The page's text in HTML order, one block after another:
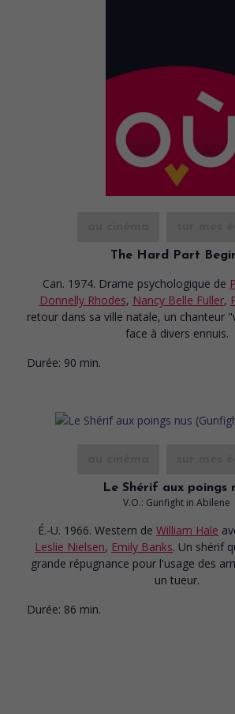
The Hard Part
Can. 1974. Drame psychologique de
Donnelly Rhodes, Nancy Belle Fuller,
retour dans sa ville natale, un chanteur
face à divers ennuis.
Durée: 90 min.
Le Shérif aux poings
V.O.: Gunfight in Abilene
É.-U. 1966. Western de William Hale
Leslie Nielsen, Emily Banks. Un shérif
grande répugnance pour l'usage des
un tueur.
Durée: 86 min.